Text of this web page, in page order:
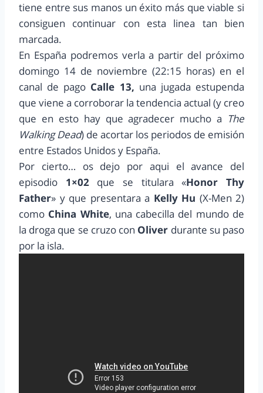
tiene entre sus manos un éxito más que viable si
consiguen continuar con esta linea tan bien
marcada.
En España podremos verla a partir del próximo
domingo 14 de noviembre (22:15 horas) en el
canal de pago Calle 13, una jugada estupenda
que viene a corroborar la tendencia actual (y creo
que en esto hay que agradecer mucho a The
Walking Dead) de acortar los periodos de emisión
entre Estados Unidos y España.
Por cierto… os dejo por aqui el avance del
episodio 1×02que se titulara «Honor Thy
Father» y que presentara a Kelly Hu (X-Men 2)
como China White, una cabecilla del mundo de
la droga que se cruzo con Oliver durante su paso
por la isla.